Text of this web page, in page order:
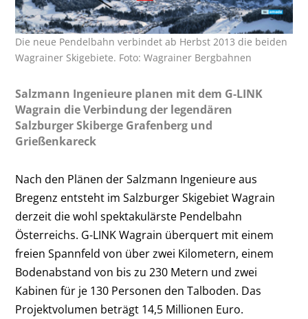
Die neue Pendelbahn verbindet ab Herbst 2013 die beiden
Wagrainer Skigebiete. Foto: Wagrainer Bergbahnen
Salzmann Ingenieure planen mit dem G-LINK
Wagrain die Verbindung der legendären
Salzburger Skiberge Grafenberg und
Grießenkareck
Nach den Plänen der Salzmann Ingenieure aus
Bregenz entsteht im Salzburger Skigebiet Wagrain
derzeit die wohl spektakulärste Pendelbahn
Österreichs. G-LINK Wagrain überquert mit einem
freien Spannfeld von über zwei Kilometern, einem
Bodenabstand von bis zu 230 Metern und zwei
Kabinen für je 130 Personen den Talboden. Das
Projektvolumen beträgt 14,5 Millionen Euro.